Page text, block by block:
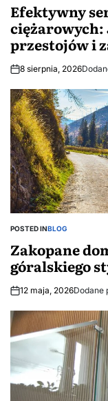
Efektywny
przestojów i
8 sierpnia, 2026
POSTED INBLOG
Zakopane
góralskiego
12 maja, 2026Dodane